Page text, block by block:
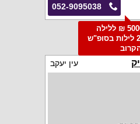
052-9095038
החל מ5000 ₪ ללילה
למזמינים 2 לילות בסופ"ש
עין יעקב